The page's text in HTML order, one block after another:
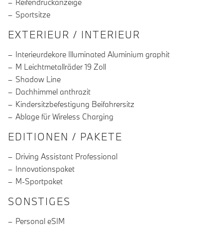
Reifendruckanzeige
Sportsitze
EXTERIEUR / INTERIEUR
Interieurdekore Illuminated Aluminium graphit
M Leichtmetallräder 19 Zoll
Shadow Line
Dachhimmel anthrazit
Kindersitzbefestigung Beifahrersitz
Ablage für Wireless Charging
EDITIONEN / PAKETE
Driving Assistant Professional
Innovationspaket
M-Sportpaket
SONSTIGES
Personal eSIM